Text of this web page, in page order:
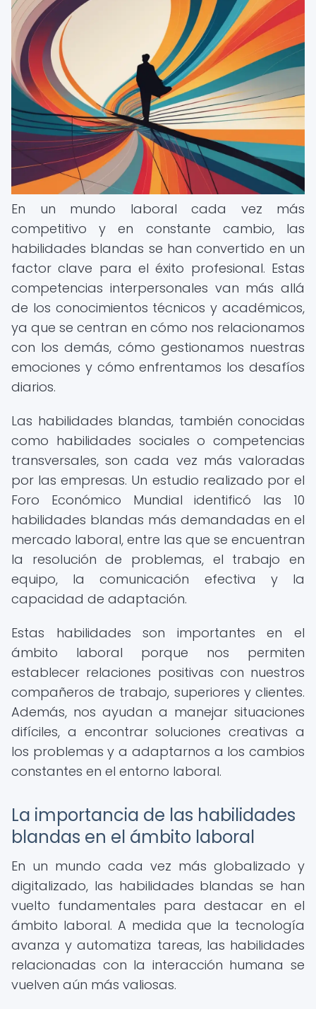
En un mundo laboral cada vez más
competitivo y en constante cambio, las
habilidades blandas se han convertido en un
factor clave para el éxito profesional. Estas
competencias interpersonales van más allá
de los conocimientos técnicos y académicos,
ya que se centran en cómo nos relacionamos
con los demás, cómo gestionamos nuestras
emociones y cómo enfrentamos los desafíos
diarios.
Las habilidades blandas, también conocidas
como habilidades sociales o competencias
transversales, son cada vez más valoradas
por las empresas. Un estudio realizado por el
Foro Económico Mundial identificó las 10
habilidades blandas más demandadas en el
mercado laboral, entre las que se encuentran
la resolución de problemas, el trabajo en
equipo, la comunicación efectiva y la
capacidad de adaptación.
Estas habilidades son importantes en el
ámbito laboral porque nos permiten
establecer relaciones positivas con nuestros
compañeros de trabajo, superiores y clientes.
Además, nos ayudan a manejar situaciones
difíciles, a encontrar soluciones creativas a
los problemas y a adaptarnos a los cambios
constantes en el entorno laboral.
La importancia de las habilidades
blandas en el ámbito laboral
En un mundo cada vez más globalizado y
digitalizado, las habilidades blandas se han
vuelto fundamentales para destacar en el
ámbito laboral. A medida que la tecnología
avanza y automatiza tareas, las habilidades
relacionadas con la interacción humana se
vuelven aún más valiosas.